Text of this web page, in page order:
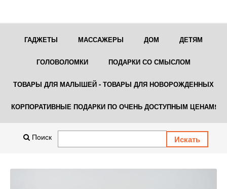
ГАДЖЕТЫ МАССАЖЕРЫ ДОМ ДЕТЯМ
ГОЛОВОЛОМКИ ПОДАРКИ СО СМЫСЛОМ
ТОВАРЫ ДЛЯ МАЛЫШЕЙ - ТОВАРЫ ДЛЯ НОВОРОЖДЕННЫХ
КОРПОРАТИВНЫЕ ПОДАРКИ ПО ОЧЕНЬ ДОСТУПНЫМ ЦЕНАМ!
Поиск